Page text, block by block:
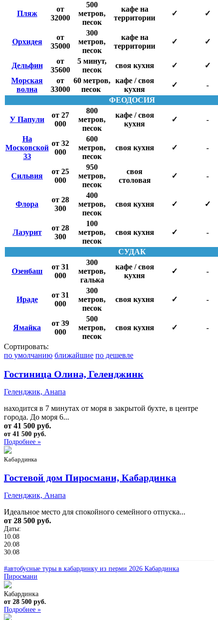
Пляж
от
32000
500
метров,
песок
кафе на
территории
✓ ✓
Орхидея
от
35000
300
метров,
песок
кафе на
территории
✓ ✓
Дельфин
от
35600
5 минут,
песок
своя кухня ✓
✓
Морская
волна
от
33000
60 метров,
песок
кафе / своя
кухня
✓
-
ФЕОДОСИЯ
У Папули
от 27
000
800
метров,
песок
кафе / своя
кухня
✓ -
На
Московской
33
от 32
000
600
метров,
песок
своя кухня ✓ -
Сильвия
от 25
000
950
метров,
песок
своя
столовая
✓ -
Флора
от 28
300
400
метров,
песок
своя кухня ✓ ✓
Лазурит
от 28
300
100
метров,
песок
своя кухня ✓ -
СУДАК
Озенбаш
от 31
000
300
метров,
галька
кафе / своя
кухня
✓ -
Ираде
от 31
000
300
метров,
песок
своя кухня ✓ -
Ямайка
от 39
000
500
метров,
песок
своя кухня ✓ -
Сортировать:
по умолчанию ближайшие по дешевле
Гостиница Олина, Геленджинк
Геленджик, Анапа
находится в 7 минутах от моря в закрытой бухте, в центре
города. До моря 6...
от 41 500 руб.
от 41 500 руб.
Подробнее »
Кабардинка
Гостевой дом Пиросмани, Кабардинка
Геленджик, Анапа
Идеальное место для спокойного семейного отпуска...
от 28 500 руб.
Даты:
10.08
20.08
30.08
#автобусные туры в кабардинку из перми 2026 Кабардинка
Пиросмани
Кабардинка
от 28 500 руб.
Подробнее »